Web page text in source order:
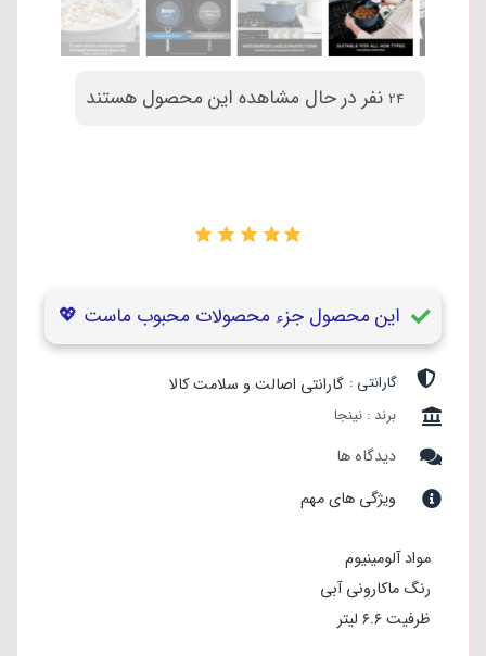
24 نفر در حال مشاهده این محصول هستند
این محصول جزء محصولات محبوب ماست 💖
گارانتی : گارانتی اصالت و سلامت کالا
برند : نینجا
دیدگاه ها
ویژگی های مهم
مواد آلومینیوم
رنگ ماکارونی آبی
ظرفیت ۶.۶ لیتر